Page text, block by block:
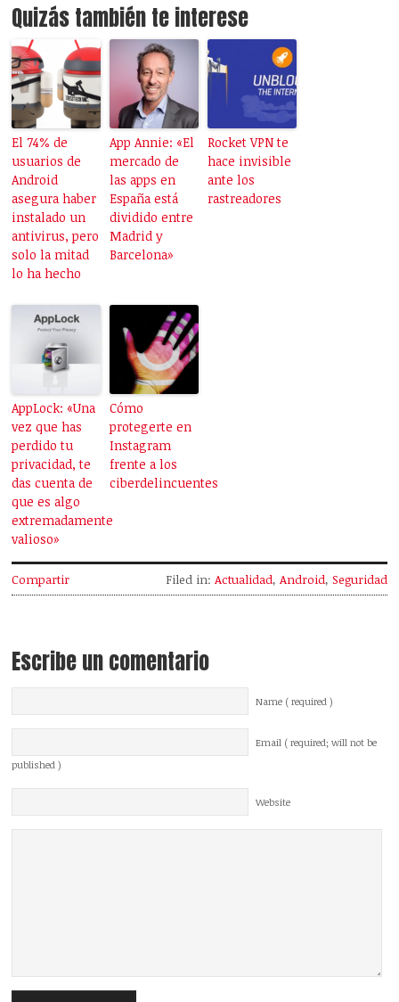
Quizás también te interese
El 74% de
usuarios de
Android
asegura haber
instalado un
antivirus, pero
solo la mitad
lo ha hecho
App Annie: «El
mercado de
las apps en
España está
dividido entre
Madrid y
Barcelona»
Rocket VPN te
hace invisible
ante los
rastreadores
AppLock: «Una
vez que has
perdido tu
privacidad, te
das cuenta de
que es algo
extremadamente
valioso»
Cómo
protegerte en
Instagram
frente a los
ciberdelincuentes
Compartir Filed in: Actualidad, Android, Seguridad
Escribe un comentario
Name ( required )
Email ( required; will not be
published )
Website